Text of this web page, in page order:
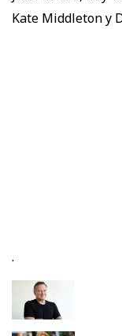
Kate Middleton y
.